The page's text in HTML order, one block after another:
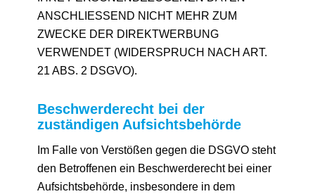
ANSCHLIESSEND NICHT MEHR ZUM
ZWECKE DER DIREKTWERBUNG
VERWENDET (WIDERSPRUCH NACH ART.
21 ABS. 2 DSGVO).
Beschwerde­recht bei der
zuständigen Aufsichts­behörde
Im Falle von Verstößen gegen die DSGVO steht
den Betroffenen ein Beschwerderecht bei einer
Aufsichtsbehörde, insbesondere in dem